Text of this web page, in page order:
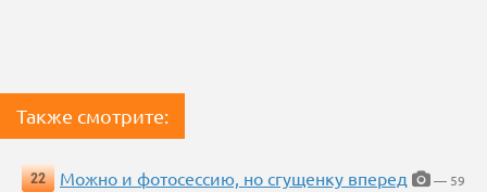
Также смотрите:
22 Можно и фотосессию, но сгущенку вперед
— 59